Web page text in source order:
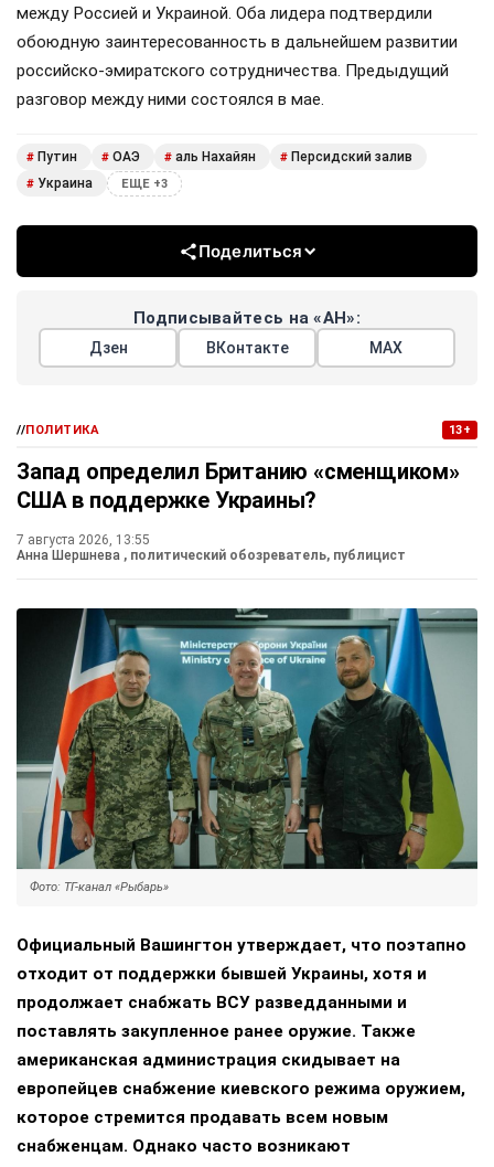
между Россией и Украиной. Оба лидера подтвердили
обоюдную заинтересованность в дальнейшем развитии
российско-эмиратского сотрудничества. Предыдущий
разговор между ними состоялся в мае.
# Путин # ОАЭ # аль Нахайян # Персидский залив
# Украина ЕЩЕ +3
Поделиться
Подписывайтесь на «АН»:
Дзен ВКонтакте МАХ
//ПОЛИТИКА 13+
Запад определил Британию «сменщиком»
США в поддержке Украины?
7 августа 2026, 13:55
Анна Шершнева , политический обозреватель, публицист
Фото: ТГ-канал «Рыбарь»
Официальный Вашингтон утверждает, что поэтапно
отходит от поддержки бывшей Украины, хотя и
продолжает снабжать ВСУ разведданными и
поставлять закупленное ранее оружие. Также
американская администрация скидывает на
европейцев снабжение киевского режима оружием,
которое стремится продавать всем новым
снабженцам. Однако часто возникают